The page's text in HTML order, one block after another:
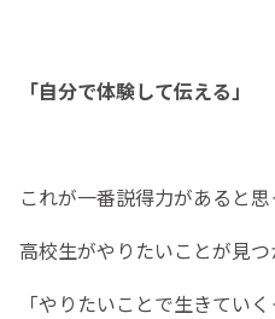
「自分で体験して伝える」
これが一番説得力があると思
高校生がやりたいことが見
「やりたいことで生きてい